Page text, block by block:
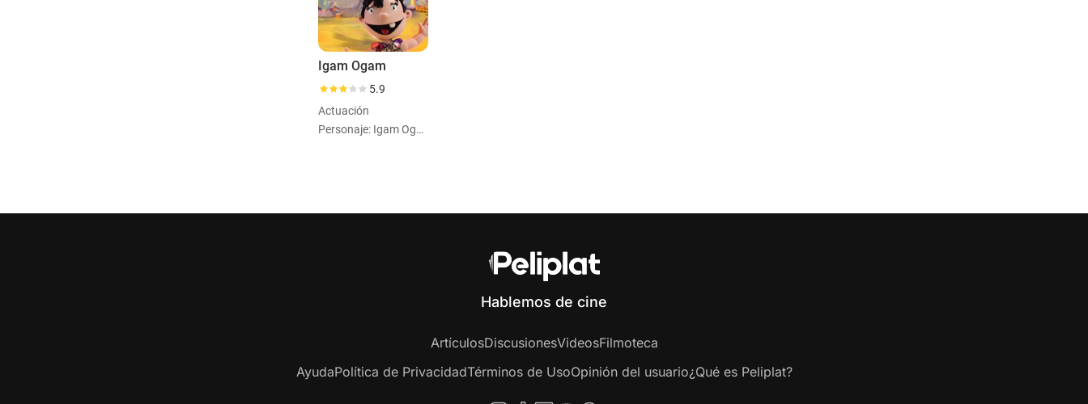
Igam Ogam
5.9
Actuación
Personaje: Igam Ogam
Hablemos de cine
ArtículosDiscusionesVideosFilmoteca
AyudaPolítica de PrivacidadTérminos de UsoOpinión del usuario¿Qué es Peliplat?